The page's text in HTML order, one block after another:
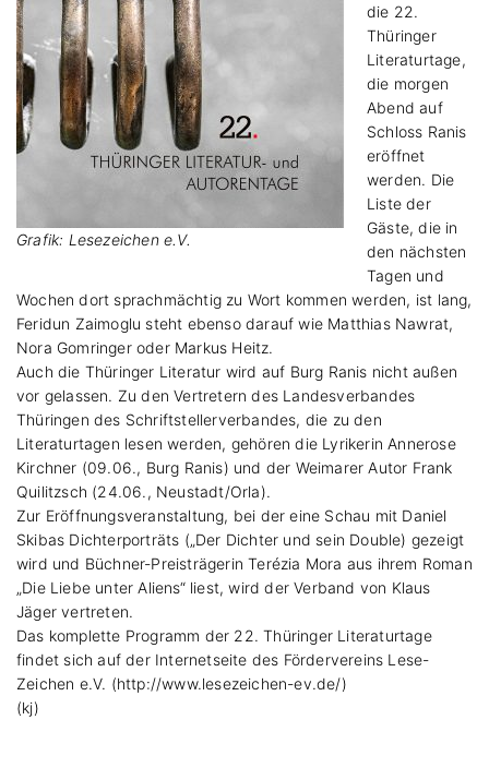
Grafik: Lesezeichen e.V.
die 22.
Thüringer
Literaturtage,
die morgen
Abend auf
Schloss Ranis
eröffnet
werden. Die
Liste der
Gäste, die in
den nächsten
Tagen und
Wochen dort sprachmächtig zu Wort kommen werden, ist lang,
Feridun Zaimoglu steht ebenso darauf wie Matthias Nawrat,
Nora Gomringer oder Markus Heitz.
Auch die Thüringer Literatur wird auf Burg Ranis nicht außen
vor gelassen. Zu den Vertretern des Landesverbandes
Thüringen des Schriftstellerverbandes, die zu den
Literaturtagen lesen werden, gehören die Lyrikerin Annerose
Kirchner (09.06., Burg Ranis) und der Weimarer Autor Frank
Quilitzsch (24.06., Neustadt/Orla).
Zur Eröffnungsveranstaltung, bei der eine Schau mit Daniel
Skibas Dichterporträts („Der Dichter und sein Double) gezeigt
wird und Büchner-Preisträgerin Terézia Mora aus ihrem Roman
„Die Liebe unter Aliens“ liest, wird der Verband von Klaus
Jäger vertreten.
Das komplette Programm der 22. Thüringer Literaturtage
findet sich auf der Internetseite des Fördervereins Lese-
Zeichen e.V. (http://www.lesezeichen-ev.de/)
(kj)